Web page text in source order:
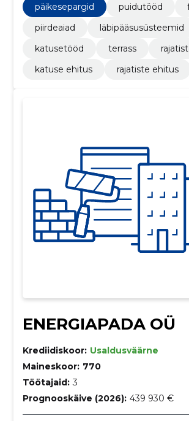
päikesepargid
puidutööd
piirdeaiad
läbipääsusüsteemid
katusetööd
terrass
katuse ehitus
rajatiste ehitus
ENERGIAPADA OÜ
Krediidiskoor: Usaldusväärne
Maineskoor: 770
Töötajaid: 3
Prognooskäive (2026): 439 930 €